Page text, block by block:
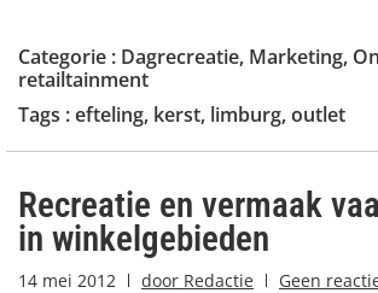
Categorie : Dagrecreatie, Marketing,
retailtainment
Tags :efteling, kerst, limburg,outlet
Recreatie en vermaak
in winkelgebieden
14 mei 2012 door Redactie Geen